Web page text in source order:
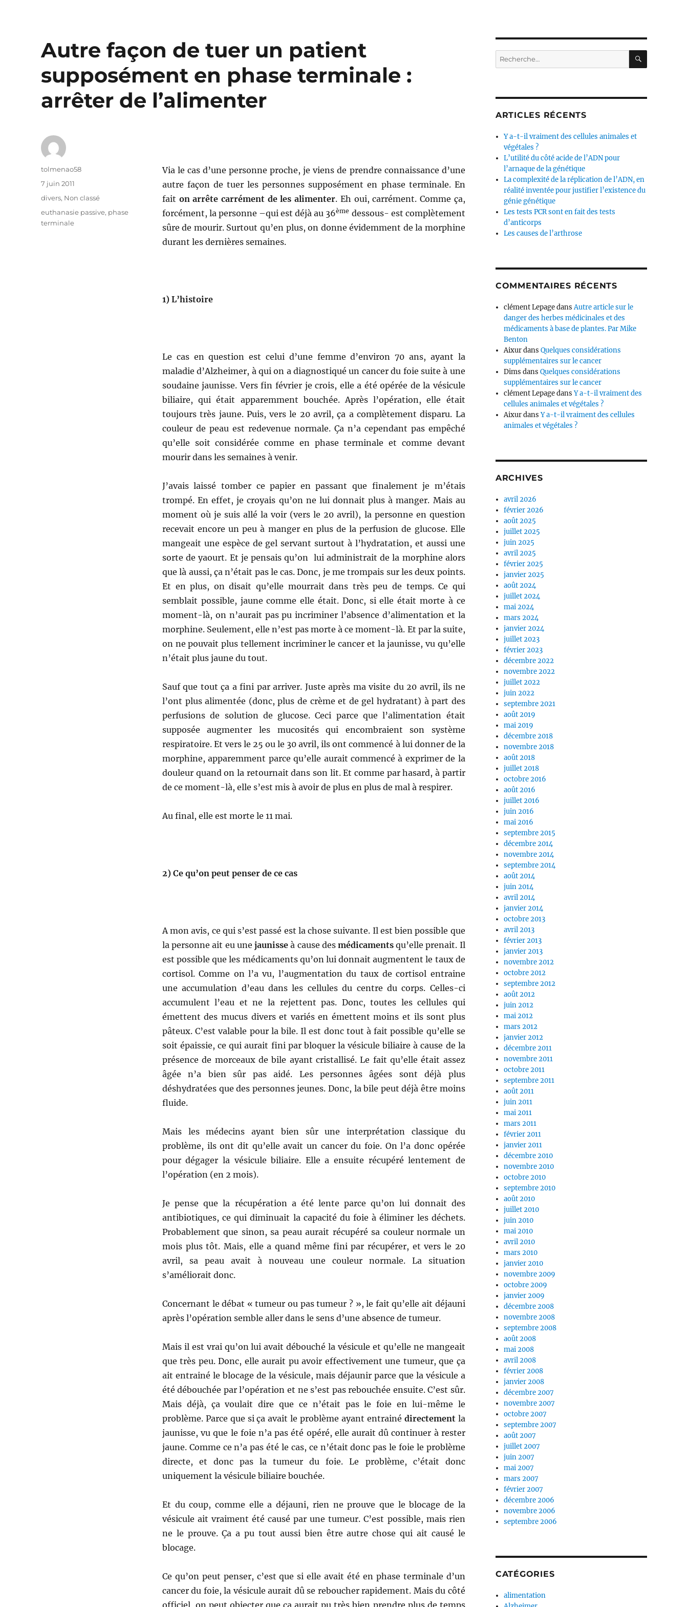
Autre façon de tuer un patient
supposément en phase terminale :
arrêter de l’alimenter
Via le cas d’une personne proche, je viens de prendre connaissance d’une
autre façon de tuer les personnes supposément en phase terminale. En
fait on arrête carrément de les alimenter. Eh oui, carrément. Comme ça,
forcément, la personne –qui est déjà au 36ème dessous- est complètement
sûre de mourir. Surtout qu’en plus, on donne évidemment de la morphine
durant les dernières semaines.
1) L’histoire
Le cas en question est celui d’une femme d’environ 70 ans, ayant la
maladie d’Alzheimer, à qui on a diagnostiqué un cancer du foie suite à une
soudaine jaunisse. Vers fin février je crois, elle a été opérée de la vésicule
biliaire, qui était apparemment bouchée. Après l’opération, elle était
toujours très jaune. Puis, vers le 20 avril, ça a complètement disparu. La
couleur de peau est redevenue normale. Ça n’a cependant pas empêché
qu’elle soit considérée comme en phase terminale et comme devant
mourir dans les semaines à venir.
J’avais laissé tomber ce papier en passant que finalement je m’étais
trompé. En effet, je croyais qu’on ne lui donnait plus à manger. Mais au
moment où je suis allé la voir (vers le 20 avril), la personne en question
recevait encore un peu à manger en plus de la perfusion de glucose. Elle
mangeait une espèce de gel servant surtout à l’hydratation, et aussi une
sorte de yaourt. Et je pensais qu’on lui administrait de la morphine alors
que là aussi, ça n’était pas le cas. Donc, je me trompais sur les deux points.
Et en plus, on disait qu’elle mourrait dans très peu de temps. Ce qui
semblait possible, jaune comme elle était. Donc, si elle était morte à ce
moment-là, on n’aurait pas pu incriminer l’absence d’alimentation et la
morphine. Seulement, elle n’est pas morte à ce moment-là. Et par la suite,
on ne pouvait plus tellement incriminer le cancer et la jaunisse, vu qu’elle
n’était plus jaune du tout.
Sauf que tout ça a fini par arriver. Juste après ma visite du 20 avril, ils ne
l’ont plus alimentée (donc, plus de crème et de gel hydratant) à part des
perfusions de solution de glucose. Ceci parce que l’alimentation était
supposée augmenter les mucosités qui encombraient son système
respiratoire. Et vers le 25 ou le 30 avril, ils ont commencé à lui donner de la
morphine, apparemment parce qu’elle aurait commencé à exprimer de la
douleur quand on la retournait dans son lit. Et comme par hasard, à partir
de ce moment-là, elle s’est mis à avoir de plus en plus de mal à respirer.
Au final, elle est morte le 11 mai.
2) Ce qu’on peut penser de ce cas
A mon avis, ce qui s’est passé est la chose suivante. Il est bien possible que
la personne ait eu unejaunisse à cause desmédicaments qu’elle prenait. Il
est possible que les médicaments qu’on lui donnait augmentent le taux de
cortisol. Comme on l’a vu, l’augmentation du taux de cortisol entraine
une accumulation d’eau dans les cellules du centre du corps. Celles-ci
accumulent l’eau et ne la rejettent pas. Donc, toutes les cellules qui
émettent des mucus divers et variés en émettent moins et ils sont plus
pâteux. C’est valable pour la bile. Il est donc tout à fait possible qu’elle se
soit épaissie, ce qui aurait fini par bloquer la vésicule biliaire à cause de la
présence de morceaux de bile ayant cristallisé. Le fait qu’elle était assez
âgée n’a bien sûr pas aidé. Les personnes âgées sont déjà plus
déshydratées que des personnes jeunes. Donc, la bile peut déjà être moins
fluide.
Mais les médecins ayant bien sûr une interprétation classique du
problème, ils ont dit qu’elle avait un cancer du foie. On l’a donc opérée
pour dégager la vésicule biliaire. Elle a ensuite récupéré lentement de
l’opération (en 2 mois).
Je pense que la récupération a été lente parce qu’on lui donnait des
antibiotiques, ce qui diminuait la capacité du foie à éliminer les déchets.
Probablement que sinon, sa peau aurait récupéré sa couleur normale un
mois plus tôt. Mais, elle a quand même fini par récupérer, et vers le 20
avril, sa peau avait à nouveau une couleur normale. La situation
s’améliorait donc.
Concernant le débat « tumeur ou pas tumeur ? », le fait qu’elle ait déjauni
après l’opération semble aller dans le sens d’une absence de tumeur.
Mais il est vrai qu’on lui avait débouché la vésicule et qu’elle ne mangeait
que très peu. Donc, elle aurait pu avoir effectivement une tumeur, que ça
ait entrainé le blocage de la vésicule, mais déjaunir parce que la vésicule a
été débouchée par l’opération et ne s’est pas rebouchée ensuite. C’est sûr.
Mais déjà, ça voulait dire que ce n’était pas le foie en lui-même le
problème. Parce que si ça avait le problème ayant entrainé directementla
jaunisse, vu que le foie n’a pas été opéré, elle aurait dû continuer à rester
jaune. Comme ce n’a pas été le cas, ce n’était donc pas le foie le problème
directe, et donc pas la tumeur du foie. Le problème, c’était donc
uniquement la vésicule biliaire bouchée.
Et du coup, comme elle a déjauni, rien ne prouve que le blocage de la
vésicule ait vraiment été causé par une tumeur. C’est possible, mais rien
ne le prouve. Ça a pu tout aussi bien être autre chose qui ait causé le
blocage.
Ce qu’on peut penser, c’est que si elle avait été en phase terminale d’un
cancer du foie, la vésicule aurait dû se reboucher rapidement. Mais du côté
Auteur
tolmenao58
Publié
le
7 juin 2011
Catégories
divers, Non classé
Étiquettes
euthanasie passive, phase
terminale
Recherche
pour :
ARTICLES RÉCENTS
Y a-t-il vraiment des cellules animales et
végétales ?
L’utilité du côté acide de l’ADN pour
l’arnaque de la génétique
La complexité de la réplication de l’ADN, en
réalité inventée pour justifier l’existence du
génie génétique
Les tests PCR sont en fait des tests
d’anticorps
Les causes de l’arthrose
COMMENTAIRES RÉCENTS
clément LepagedansAutre article sur le
danger des herbes médicinales et des
médicaments à base de plantes. Par Mike
Benton
AixurdansQuelques considérations
supplémentaires sur le cancer
Dims dansQuelques considérations
supplémentaires sur le cancer
clément LepagedansY a-t-il vraiment des
cellules animales et végétales ?
AixurdansY a-t-il vraiment des cellules
animales et végétales ?
ARCHIVES
avril 2026
février 2026
août 2025
juillet 2025
juin 2025
avril 2025
février 2025
janvier 2025
août 2024
juillet 2024
mai 2024
mars 2024
janvier 2024
juillet 2023
février 2023
décembre 2022
novembre 2022
juillet 2022
juin 2022
septembre 2021
août 2019
mai 2019
décembre 2018
novembre 2018
août 2018
juillet 2018
octobre 2016
août 2016
juillet 2016
juin 2016
mai 2016
septembre 2015
décembre 2014
novembre 2014
septembre 2014
août 2014
juin 2014
avril 2014
janvier 2014
octobre 2013
avril 2013
février 2013
janvier 2013
novembre 2012
octobre 2012
septembre 2012
août 2012
juin 2012
mai 2012
mars 2012
janvier 2012
décembre 2011
novembre 2011
octobre 2011
septembre 2011
août 2011
juin 2011
mai 2011
mars 2011
février 2011
janvier 2011
décembre 2010
novembre 2010
octobre 2010
septembre 2010
août 2010
juillet 2010
juin 2010
mai 2010
avril 2010
mars 2010
janvier 2010
novembre 2009
octobre 2009
janvier 2009
décembre 2008
novembre 2008
septembre 2008
août 2008
mai 2008
avril 2008
février 2008
janvier 2008
décembre 2007
novembre 2007
octobre 2007
septembre 2007
août 2007
juillet 2007
juin 2007
mai 2007
mars 2007
février 2007
décembre 2006
novembre 2006
septembre 2006
CATÉGORIES
alimentation